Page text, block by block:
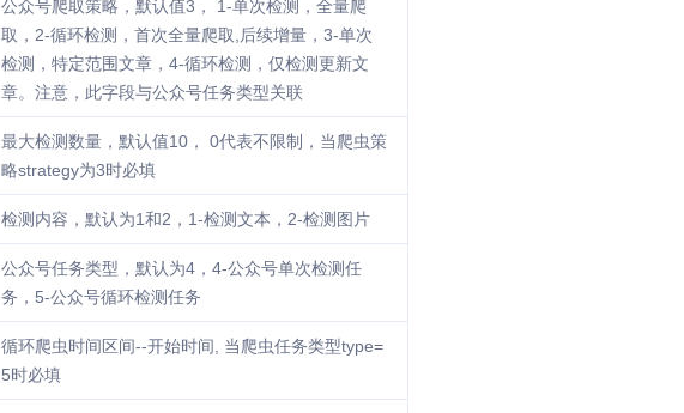
公众号爬取策略，默认值3， 1-单次检测，全量爬
取，2-循环检测，首次全量爬取,后续增量，3-单次
检测，特定范围文章，4-循环检测，仅检测更新文
章。注意，此字段与公众号任务类型关联
最大检测数量，默认值10， 0代表不限制，当爬虫策
略strategy为3时必填
检测内容，默认为1和2，1-检测文本，2-检测图片
公众号任务类型，默认为4，4-公众号单次检测任
务，5-公众号循环检测任务
循环爬虫时间区间--开始时间, 当爬虫任务类型type=
5时必填